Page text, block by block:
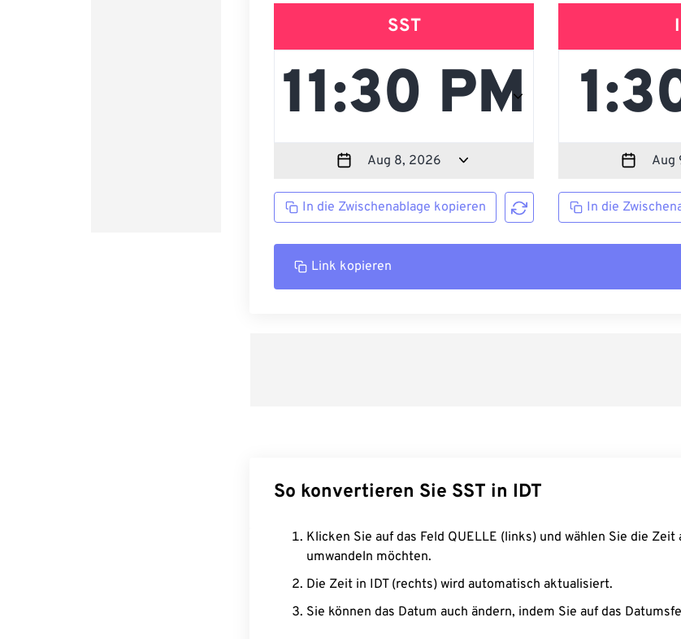
SST
In die Zwischenablage kopieren In die
Link kopieren
So konvertieren Sie SST in IDT
Klicken Sie auf das Feld QUELLE (links) und wählen Sie die Zeit
umwandeln möchten.
Die Zeit in IDT (rechts) wird automatisch aktualisiert.
Sie können das Datum auch ändern, indem Sie auf das